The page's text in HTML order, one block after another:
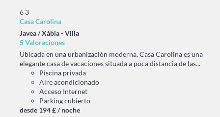
6 3
Casa Carolina
Javea / Xàbia -Villa
5 Valoraciones
Ubicada en una urbanización moderna, Casa Carolina es una
elegante casa de vacaciones situada a poca distancia de las...
Piscina privada
Aire acondicionado
Acceso Internet
Parking cubierto
desde 194 £/ noche